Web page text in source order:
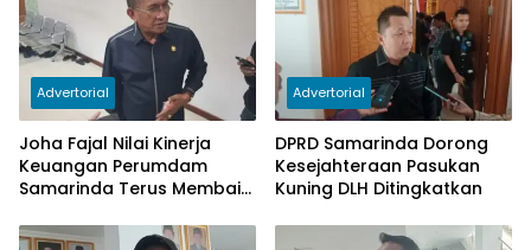
Advertorial
Joha Fajal Nilai Kinerja
Keuangan Perumdam
Samarinda Terus Membaik,
Subsidi Berkurang
Advertorial
DPRD Samarinda Dorong
Kesejahteraan Pasukan
Kuning DLH Ditingkatkan